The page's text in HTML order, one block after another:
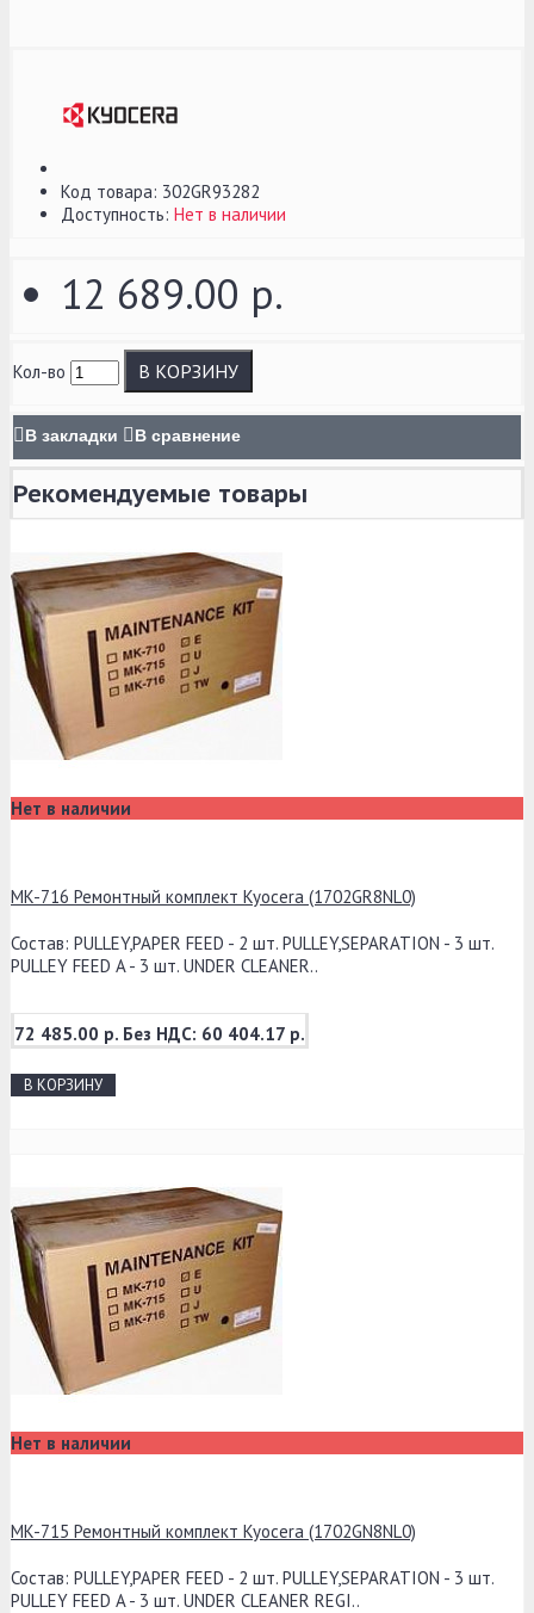
Код товара: 302GR93282
Доступность: Нет в наличии
12 689.00 р.
Кол-во В КОРЗИНУ
В закладки В сравнение
Рекомендуемые товары
Нет в наличии
MK-716 Ремонтный комплект Kyocera (1702GR8NL0)
Состав: PULLEY,PAPER FEED - 2 шт. PULLEY,SEPARATION - 3 шт.
PULLEY FEED A - 3 шт. UNDER CLEANER..
72 485.00 р. Без НДС: 60 404.17 р.
В КОРЗИНУ
Нет в наличии
MK-715 Ремонтный комплект Kyocera (1702GN8NL0)
Состав: PULLEY,PAPER FEED - 2 шт. PULLEY,SEPARATION - 3 шт.
PULLEY FEED A - 3 шт. UNDER CLEANER REGI..